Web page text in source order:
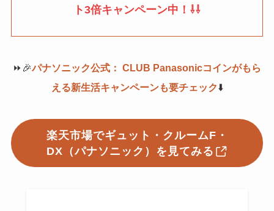
ト3倍キャンペーン中！⇩⇩
⏩🎉パナソニック公式： CLUB Panasonicコインがもら
える新生活キャンペーンも要チェック⬇️
楽天市場でギュット・クルームF・
DX（パナソニック）を見てみる